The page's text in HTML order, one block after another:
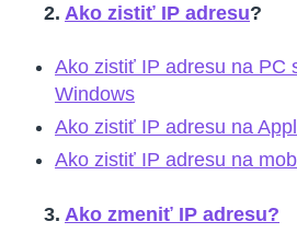
2. Ako zistiť IP adresu?
Ako zistiť IP adresu na PC
Windows
Ako zistiť IP adresu na
Ako zistiť IP adresu na
3. Ako zmeniť IP adresu?